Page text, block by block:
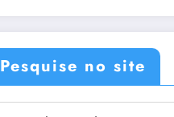
Pesquise no site